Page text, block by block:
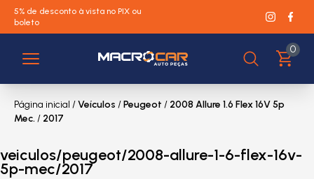
5% de desconto à vista no PIX ou
boleto
0
Página inicial /Veículos /Peugeot / 2008 Allure 1.6 Flex 16V 5p
Mec. / 2017
veiculos/peugeot/2008-allure-1-6-flex-16v-
5p-mec/2017